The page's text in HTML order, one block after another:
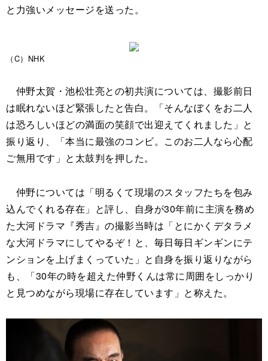
と力強いメッセージを送った。
（C）NHK
仲野太賀・池松壮亮との初共演については、撮影前日
は眠れないほど緊張したと告白。「そんなぼくをお二人
は恐ろしいほどの満面の笑顔で出迎えてくれました」と
振り返り、「本当に最強のコンビ。このお二人なら心配
ご無用です」と太鼓判を押した。
仲野については「明るくて現場のスタッフたちを包み
込んでくれる存在」と評し、自身が30年前に主演を務め
た大河ドラマ『秀吉』の撮影当時は「とにかくデタラメ
な大河ドラマにしてやるぞ！と、毎日毎日ギンギンにテ
ンションを上げまくっていた」と自身を振り返りながら
も、「30年の時を超えた仲野くんは常に周囲をしっかり
と見つめながら現場に存在しています」と称えた。